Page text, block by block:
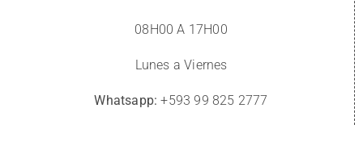
08H00 A 17H00
Lunes a Viernes
Whatsapp: +593 99 825 2777